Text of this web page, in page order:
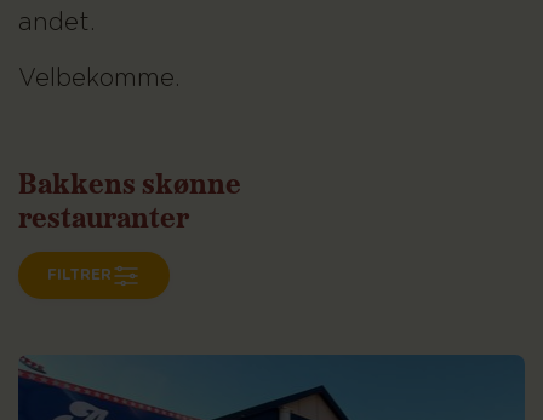
andet.
Velbekomme.
Bakkens skønne
restauranter
FILTRER